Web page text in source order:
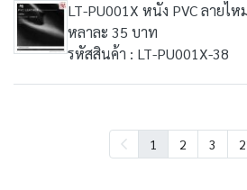
LT-PU001X หนัง PVC ลายไ
หลาละ 35 บาท
รหัสสินค้า : LT-PU001X-38
1 2 3